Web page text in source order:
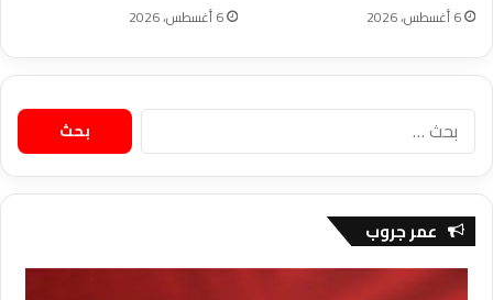
6 أغسطس، 2026 6 أغسطس، 2026
البحث
عن:
عمر جروب